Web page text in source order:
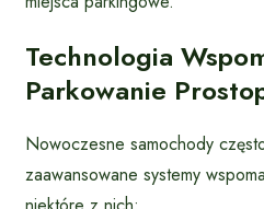
Technologia
Parkowanie
Nowoczesne samochody
zaawansowane systemy